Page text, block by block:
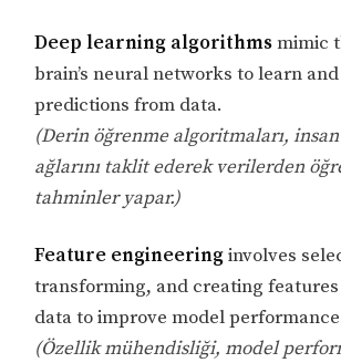
Deep learning algorithmsmimic
brain’s neural networks to learn
predictions from data.
(Derin öğrenme algoritmaları,
ağlarını taklit ederek verilerden
tahminler yapar.)
Feature engineeringinvolves
transforming, and creating
data to improve model
(Özellik mühendisliği, model